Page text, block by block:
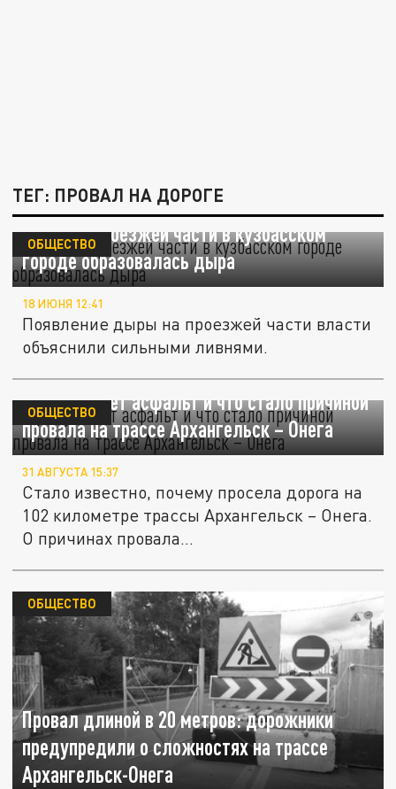
ТЕГ: ПРОВАЛ НА ДОРОГЕ
Посреди проезжей части в кузбасском
городе образовалась дыра
ОБЩЕСТВО
18 ИЮНЯ 12:41
Появление дыры на проезжей части власти
объяснили сильными ливнями.
Куда утекает асфальт и что стало причиной
провала на трассе Архангельск – Онега
ОБЩЕСТВО
31 АВГУСТА 15:37
Стало известно, почему просела дорога на
102 километре трассы Архангельск – Онега.
О причинах провала...
Провал длиной в 20 метров: дорожники
предупредили о сложностях на трассе
Архангельск-Онега
ОБЩЕСТВО